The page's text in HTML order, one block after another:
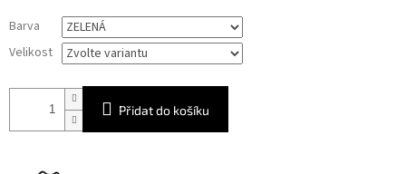
cena:
Barva
Velikost
Přidat do košíku